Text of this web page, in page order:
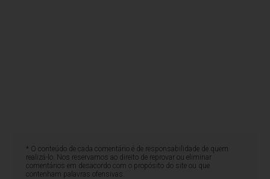
* O conteúdo de cada comentário é de responsabilidade de quem
realizá-lo. Nos reservamos ao direito de reprovar ou eliminar
comentários em desacordo com o propósito do site ou que
contenham palavras ofensivas.